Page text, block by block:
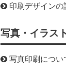
印刷デザイン
写真・イラス
写真印刷につい